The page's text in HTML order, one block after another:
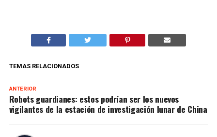
TEMAS RELACIONADOS
ANTERIOR
Robots guardianes: estos podrían ser los nuevos
vigilantes de la estación de investigación lunar de China